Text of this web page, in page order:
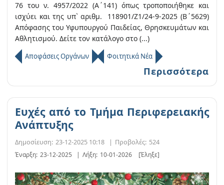
76 του ν. 4957/2022 (Α΄141) όπως τροποποιήθηκε και
ισχύει και της υπ` αριθμ. 118901/Ζ1/24-9-2025 (Β΄5629)
Απόφασης του Υφυπουργού Παιδείας, Θρησκευμάτων και
Αθλητισμού. Δείτε τον κατάλογο στο (...)
Αποφάσεις Οργάνων Φοιτητικά Νέα
Περισσότερα
Ευχές από το Τμήμα Περιφερειακής
Ανάπτυξης
Δημοσίευση: 23-12-2025 10:18 | Προβολές: 524
Έναρξη: 23-12-2025 | Λήξη: 10-01-2026 [Έληξε]